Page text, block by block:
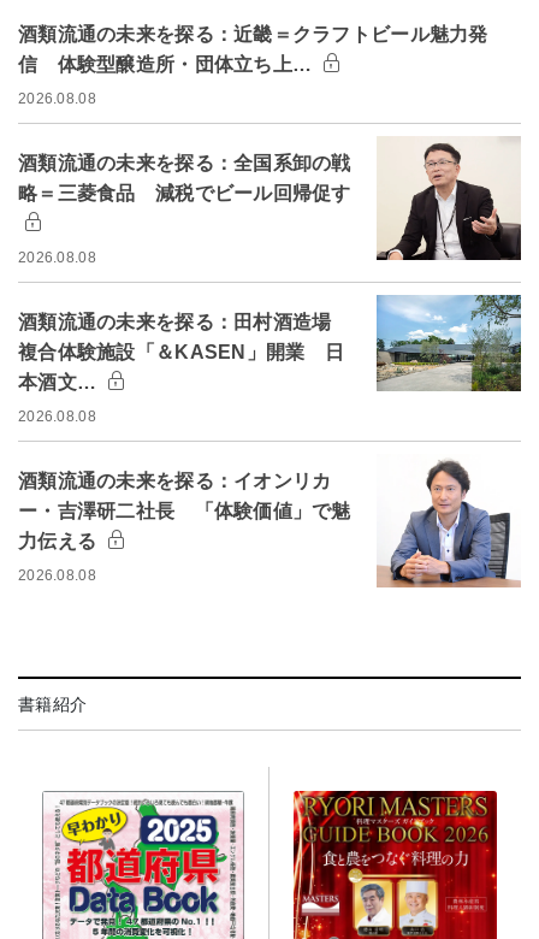
酒類流通の未来を探る：近畿＝クラフトビール魅力発
信 体験型醸造所・団体立ち上…
2026.08.08
酒類流通の未来を探る：全国系卸の戦
略＝三菱食品 減税でビール回帰促す
2026.08.08
酒類流通の未来を探る：田村酒造場
複合体験施設「＆KASEN」開業 日
本酒文…
2026.08.08
酒類流通の未来を探る：イオンリカ
ー・吉澤研二社長 「体験価値」で魅
力伝える
2026.08.08
書籍紹介